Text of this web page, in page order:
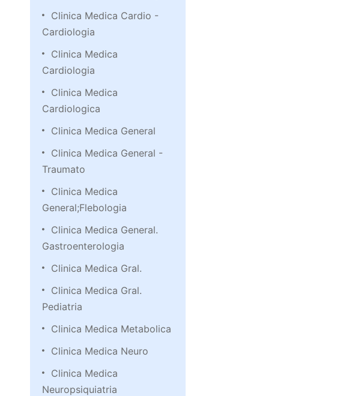
Clinica Medica Cardio -
Cardiologia
Clinica Medica
Cardiologia
Clinica Medica
Cardiologica
Clinica Medica General
Clinica Medica General -
Traumato
Clinica Medica
General;Flebologia
Clinica Medica General.
Gastroenterologia
Clinica Medica Gral.
Clinica Medica Gral.
Pediatria
Clinica Medica Metabolica
Clinica Medica Neuro
Clinica Medica
Neuropsiquiatria